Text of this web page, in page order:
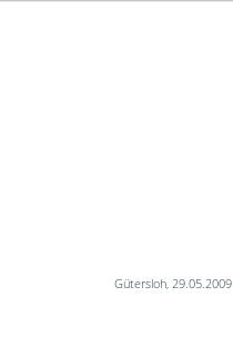
Gütersloh, 29.05.2009